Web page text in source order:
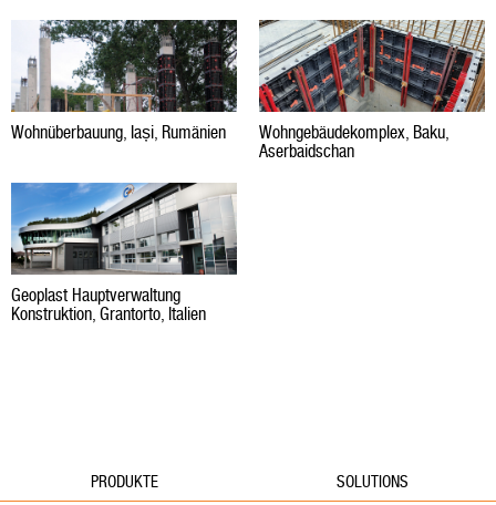
Wohnüberbauung, Iași, Rumänien
Wohngebäudekomplex, Baku,
Aserbaidschan
Geoplast Hauptverwaltung
Konstruktion, Grantorto, Italien
PRODUKTE SOLUTIONS